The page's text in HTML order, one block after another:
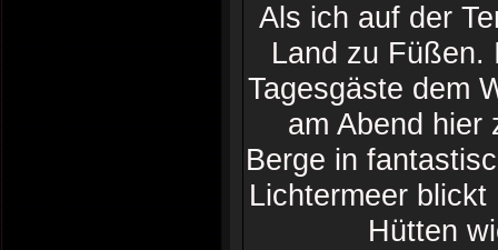
Als ich auf der
Land zu Füßen.
Tagesgäste dem
am Abend hier
Berge in
Lichtermeer
Hütten